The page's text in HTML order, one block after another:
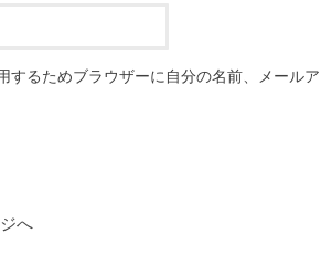
するためブラウザーに自分の名前、メール
へ